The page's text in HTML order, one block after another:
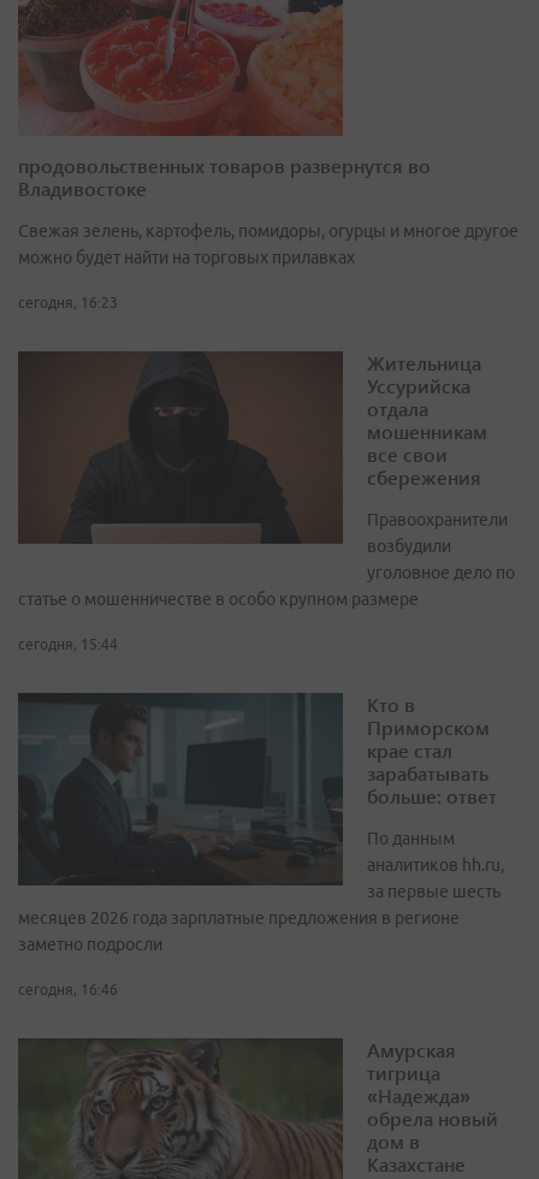
продовольственных товаров развернутся во
Владивостоке
Свежая зелень, картофель, помидоры, огурцы и многое другое
можно будет найти на торговых прилавках
сегодня, 16:23
Жительница
Уссурийска
отдала
мошенникам
все свои
сбережения
Правоохранители
возбудили
уголовное дело по
статье о мошенничестве в особо крупном размере
сегодня, 15:44
Кто в
Приморском
крае стал
зарабатывать
больше: ответ
По данным
аналитиков hh.ru,
за первые шесть
месяцев 2026 года зарплатные предложения в регионе
заметно подросли
сегодня, 16:46
Амурская
тигрица
«Надежда»
обрела новый
дом в
Казахстане